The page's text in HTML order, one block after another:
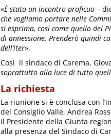
«È stato un incontro proficuo –
che vogliamo portare nelle
si esprima, così come quello del
di annessione. Prenderò quindi
dell’iter».
Così il sindaco di Carema,
soprattutto alla luce di tutto
La richiesta
La riunione si è conclusa con
del Consiglio Valle, Andrea
il Presidente della Giunta
alla presenza del Sindaco di